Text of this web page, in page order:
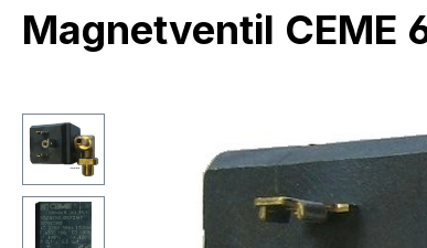
Magnetventil
Bildergalerie überspringen